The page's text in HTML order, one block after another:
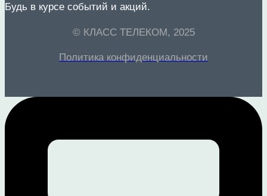
Будь в курсе событий и акций.
© КЛАСС ТЕЛЕКОМ, 2025
Политика конфиденциальности